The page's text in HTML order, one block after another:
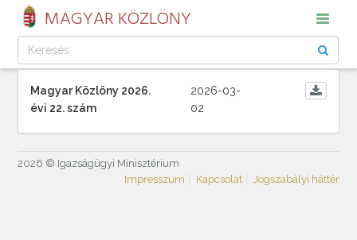
MAGYAR KÖZLÖNY
Magyar Közlöny 2026.
évi 22. szám
2026-03-
02
2026 © Igazságügyi Minisztérium
Impresszum
Kapcsolat Jogszabályi háttér